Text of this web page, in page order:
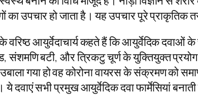
का उपचार हो जाता है। यह उपचार पूरे प्राकृतिक
आयुर्वेदाचार्य कहते हैं कि आयुर्वेदिक दवाओं
संशमणि बटी, और त्रिकटु चूर्ण के युक्तियुक्त
गया हो वह कोरोना वायरस के संक्रमण को
दवाएं सभी प्रमुख आयुर्वेदिक दवा फार्मेसियां